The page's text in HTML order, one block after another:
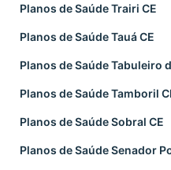
Planos de Saúde Trairi CE
Planos de Saúde Tauá CE
Planos de Saúde Tabuleiro
Planos de Saúde Tamboril
Planos de Saúde Sobral CE
Planos de Saúde Senador